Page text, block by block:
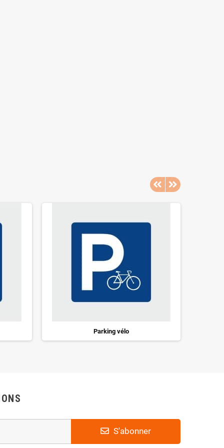
Parking vélo
S'abonner